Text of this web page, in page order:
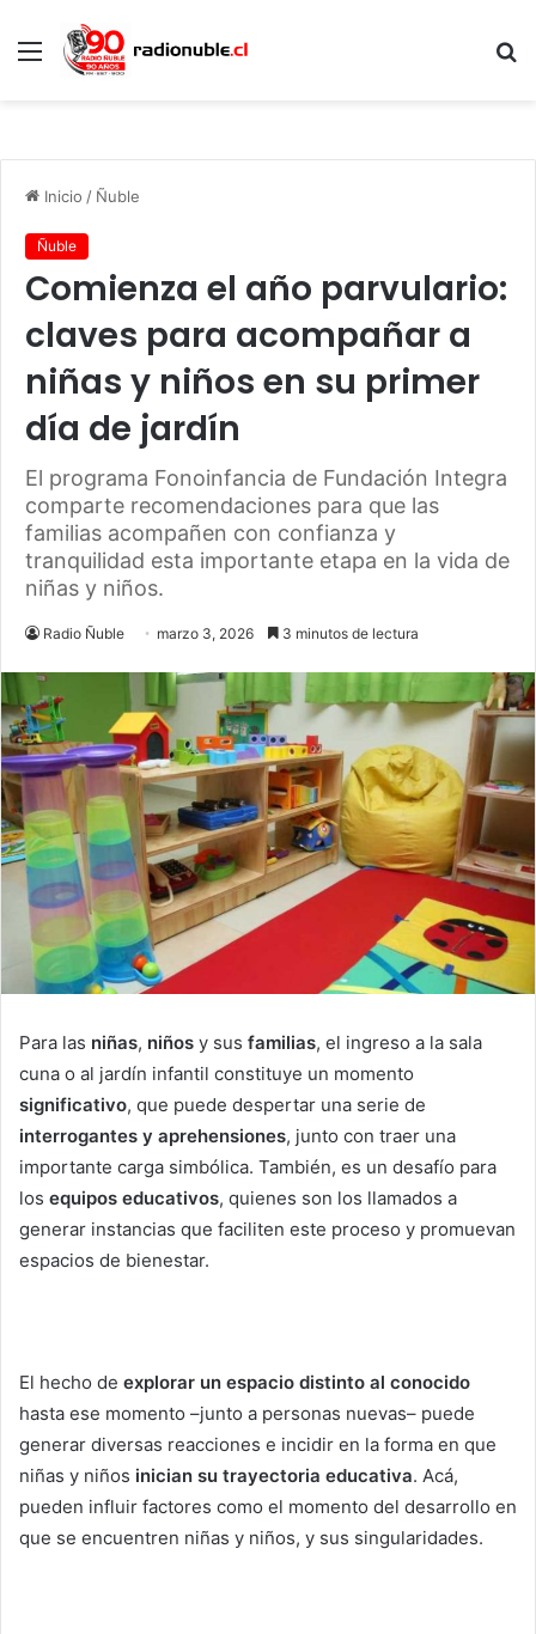
Menú
Inicio / Ñuble
Ñuble
Comienza el año parvulario:
claves para acompañar a
niñas y niños en su primer
día de jardín
El programa Fonoinfancia de Fundación Integra
comparte recomendaciones para que las
familias acompañen con confianza y
tranquilidad esta importante etapa en la vida de
niñas y niños.
Radio Ñuble marzo 3, 2026 3 minutos de lectura
Para las niñas, niños y sus familias, el ingreso a la sala
cuna o al jardín infantil constituye un momento
significativo, que puede despertar una serie de
interrogantes y aprehensiones, junto con traer una
importante carga simbólica. También, es un desafío para
los equipos educativos, quienes son los llamados a
generar instancias que faciliten este proceso y promuevan
espacios de bienestar.
El hecho de explorar un espacio distinto al conocido
hasta ese momento –junto a personas nuevas– puede
generar diversas reacciones e incidir en la forma en que
niñas y niños inician su trayectoria educativa. Acá,
pueden influir factores como el momento del desarrollo en
que se encuentren niñas y niños, y sus singularidades.